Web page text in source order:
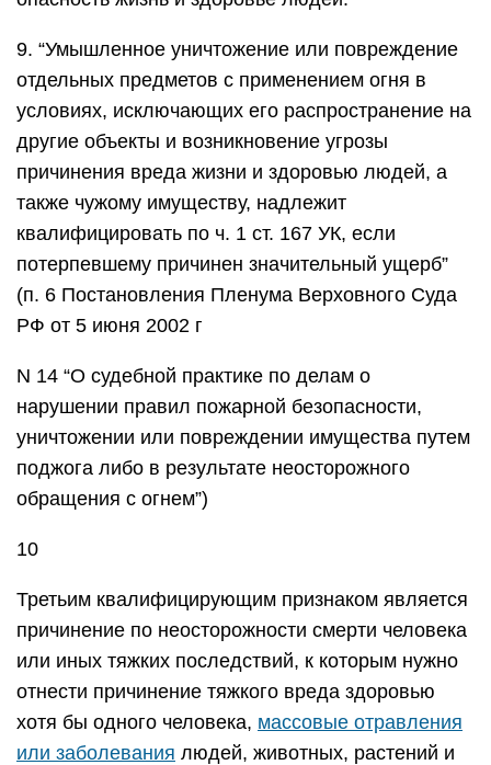
9. “Умышленное уничтожение или повреждение
отдельных предметов с применением огня в
условиях, исключающих его распространение на
другие объекты и возникновение угрозы
причинения вреда жизни и здоровью людей, а
также чужому имуществу, надлежит
квалифицировать по ч. 1 ст. 167 УК, если
потерпевшему причинен значительный ущерб”
(п. 6 Постановления Пленума Верховного Суда
РФ от 5 июня 2002 г
N 14 “О судебной практике по делам о
нарушении правил пожарной безопасности,
уничтожении или повреждении имущества путем
поджога либо в результате неосторожного
обращения с огнем”)
10
Третьим квалифицирующим признаком является
причинение по неосторожности смерти человека
или иных тяжких последствий, к которым нужно
отнести причинение тяжкого вреда здоровью
хотя бы одного человека, массовые отравления
или заболевания людей, животных, растений и